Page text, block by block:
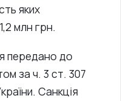
яких
млн грн.
передано до
за ч. 3 ст. 307
Санкція